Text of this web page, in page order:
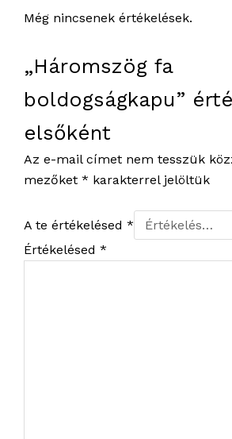
Még nincsenek értékelések.
„Háromszög fa
boldogságkapu”
elsőként
Az e-mail címet nem tesszük
mezőket * karakterrel jelöltük
A te értékelésed *
Értékelésed *